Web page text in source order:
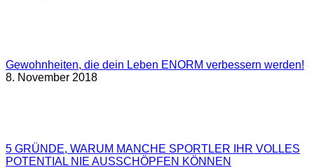
Gewohnheiten, die dein Leben ENORM verbessern werden!
8. November 2018
5 GRÜNDE, WARUM MANCHE SPORTLER IHR VOLLES
POTENTIAL NIE AUSSCHÖPFEN KÖNNEN